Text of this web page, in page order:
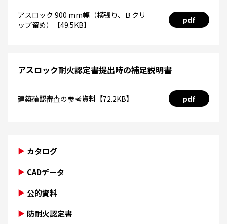
アスロック 900 mm幅（横張り、Ｂクリ
ップ留め）【49.5KB】
pdf
アスロック耐火認定書提出時の補足説明書
建築確認審査の参考資料【72.2KB】 pdf
カタログ
CADデータ
公的資料
防耐火認定書